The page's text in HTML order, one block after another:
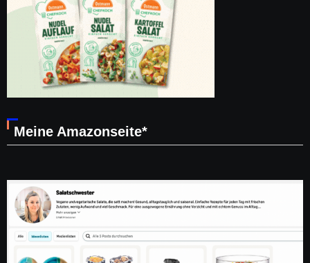
Meine Amazonseite*